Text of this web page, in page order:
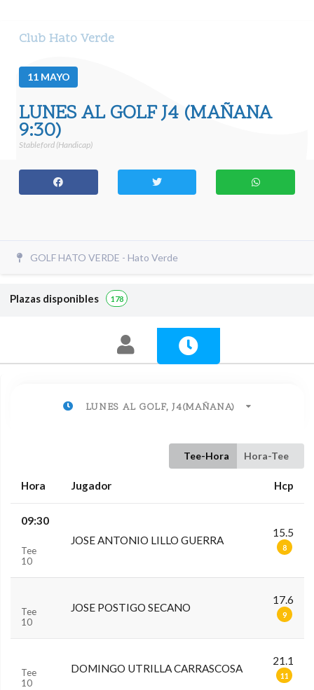
Club Hato Verde
11 MAYO
LUNES AL GOLF J4 (MAÑANA
9:30)
Stableford (Handicap)
GOLF HATO VERDE - Hato Verde
Plazas disponibles 178
LUNES AL GOLF, J4(MAÑANA)
Tee-Hora Hora-Tee
Hora Jugador Hcp
09:30
Tee
10
JOSE ANTONIO LILLO GUERRA
15.5
8
Tee
10
JOSE POSTIGO SECANO
17.6
9
Tee
10
DOMINGO UTRILLA CARRASCOSA
21.1
11